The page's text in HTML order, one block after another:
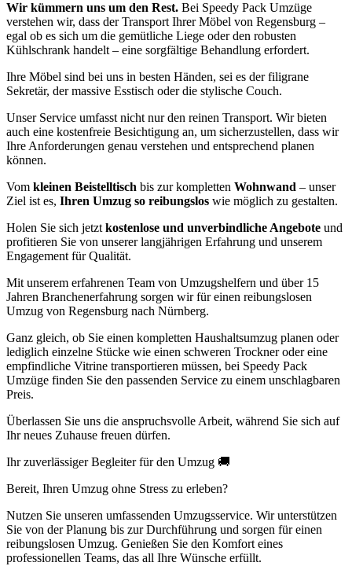
Wir kümmern uns um den Rest. Bei Speedy Pack Umzüge
verstehen wir, dass der Transport Ihrer Möbel von Regensburg –
egal ob es sich um die gemütliche Liege oder den robusten
Kühlschrank handelt – eine sorgfältige Behandlung erfordert.
Ihre Möbel sind bei uns in besten Händen, sei es der filigrane
Sekretär, der massive Esstisch oder die stylische Couch.
Unser Service umfasst nicht nur den reinen Transport. Wir bieten
auch eine kostenfreie Besichtigung an, um sicherzustellen, dass wir
Ihre Anforderungen genau verstehen und entsprechend planen
können.
Vom kleinen Beistelltisch bis zur kompletten Wohnwand – unser
Ziel ist es, Ihren Umzug so reibungslos wie möglich zu gestalten.
Holen Sie sich jetzt kostenlose und unverbindliche Angebote und
profitieren Sie von unserer langjährigen Erfahrung und unserem
Engagement für Qualität.
Mit unserem erfahrenen Team von Umzugshelfern und über 15
Jahren Branchenerfahrung sorgen wir für einen reibungslosen
Umzug von Regensburg nach Nürnberg.
Ganz gleich, ob Sie einen kompletten Haushaltsumzug planen oder
lediglich einzelne Stücke wie einen schweren Trockner oder eine
empfindliche Vitrine transportieren müssen, bei Speedy Pack
Umzüge finden Sie den passenden Service zu einem unschlagbaren
Preis.
Überlassen Sie uns die anspruchsvolle Arbeit, während Sie sich auf
Ihr neues Zuhause freuen dürfen.
Ihr zuverlässiger Begleiter für den Umzug 🚚
Bereit, Ihren Umzug ohne Stress zu erleben?
Nutzen Sie unseren umfassenden Umzugsservice. Wir unterstützen
Sie von der Planung bis zur Durchführung und sorgen für einen
reibungslosen Umzug. Genießen Sie den Komfort eines
professionellen Teams, das all Ihre Wünsche erfüllt.